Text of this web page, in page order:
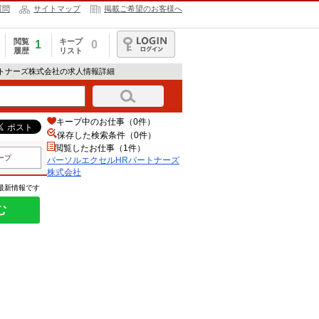
問 サイトマップ 掲載ご希望のお客様へ
閲覧
履歴
1
キープ
リスト
0
ログイン
ナーズ株式会社の求人情報詳細
プ
新情報です
キープ中のお仕事（0件）
保存した検索条件（0件）
閲覧したお仕事（1件）
パーソルエクセルHRパートナーズ
株式会社